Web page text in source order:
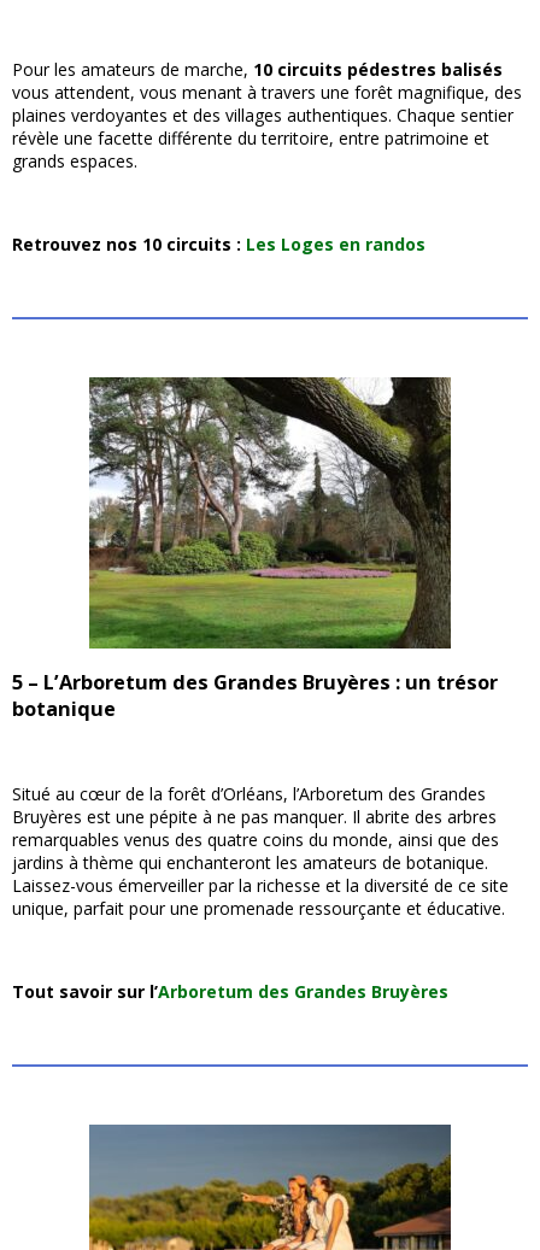
Pour les amateurs de marche, 10 circuits pédestres balisés
vous attendent, vous menant à travers une forêt magnifique, des
plaines verdoyantes et des villages authentiques. Chaque sentier
révèle une facette différente du territoire, entre patrimoine et
grands espaces.
Retrouvez nos 10 circuits : Les Loges en randos
5 – L’Arboretum des Grandes Bruyères : un trésor
botanique
Situé au cœur de la forêt d’Orléans, l’Arboretum des Grandes
Bruyères est une pépite à ne pas manquer. Il abrite des arbres
remarquables venus des quatre coins du monde, ainsi que des
jardins à thème qui enchanteront les amateurs de botanique.
Laissez-vous émerveiller par la richesse et la diversité de ce site
unique, parfait pour une promenade ressourçante et éducative.
Tout savoir sur l’Arboretum des Grandes Bruyères